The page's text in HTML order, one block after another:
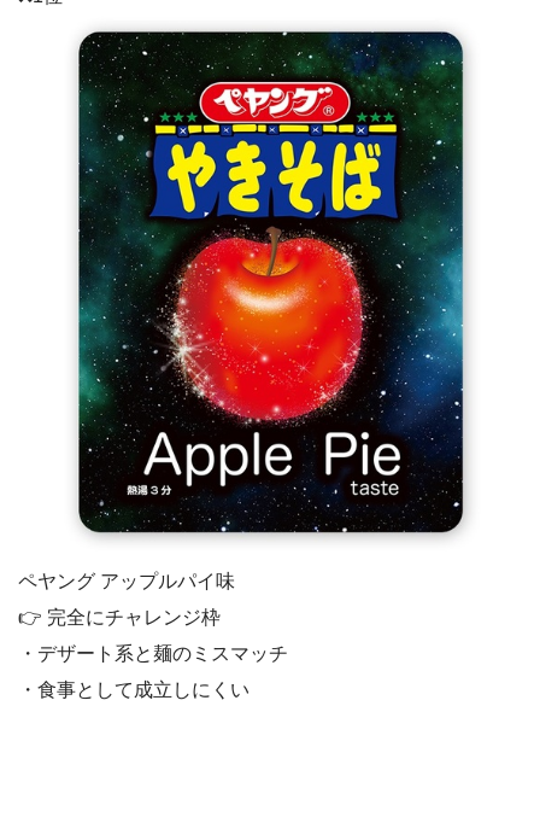
ペヤング アップルパイ味
👉 完全にチャレンジ枠
・デザート系と麺のミスマッチ
・食事として成立しにくい